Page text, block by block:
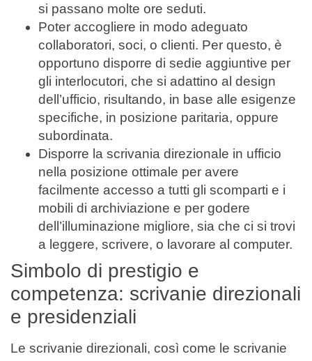
si passano molte ore seduti.
Poter accogliere in modo adeguato
collaboratori, soci, o clienti. Per questo, è
opportuno disporre di sedie aggiuntive per
gli interlocutori, che si adattino al design
dell’ufficio, risultando, in base alle esigenze
specifiche, in posizione paritaria, oppure
subordinata.
Disporre la scrivania direzionale in ufficio
nella posizione ottimale per avere
facilmente accesso a tutti gli scomparti e i
mobili di archiviazione e per godere
dell’illuminazione migliore, sia che ci si trovi
a leggere, scrivere, o lavorare al computer.
Simbolo di prestigio e
competenza: scrivanie direzionali
e presidenziali
Le scrivanie direzionali, così come le scrivanie